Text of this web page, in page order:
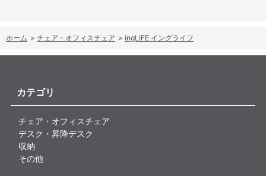
ホーム > チェア・オフィスチェア > ingLIFE イングライフ
カテゴリ
チェア・オフィスチェア
デスク・昇降デスク
収納
その他